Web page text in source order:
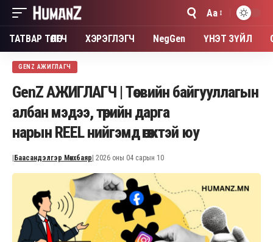
Font
Resizer
Aa
ТАТВАР ТӨЛӨГЧ ХЭРЭГЛЭГЧ NegGen ҮНЭТ ЗҮЙЛ
GENZ АЖИГЛАГЧ
GenZ АЖИГЛАГЧ | Төсвийн байгууллагын
албан мэдээ, төрийн дарга
нарын REEL нийгэмд өгөөжтэй юу
Баасандэлгэр Мөнхбаяр | 2026 оны 04 сарын 10